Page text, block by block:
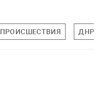
ПРОИСШЕСТВИЯ ДНР